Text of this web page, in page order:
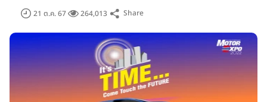
21 ต.ค. 67 264,013 Share